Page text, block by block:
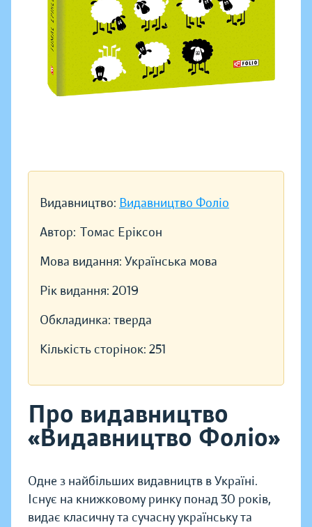
Видавництво: Видавництво Фоліо
Автор: Томас Еріксон
Мова видання: Українська мова
Рік видання: 2019
Обкладинка: тверда
Кількість сторінок: 251
Про видавництво
«Видавництво Фоліо»
Одне з найбільших видавництв в Україні.
Існує на книжковому ринку понад 30 років,
видає класичну та сучасну українську та